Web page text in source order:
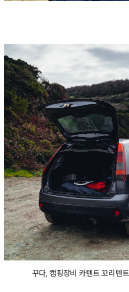
꾸다, 캠핑장비 카텐트 꼬리텐